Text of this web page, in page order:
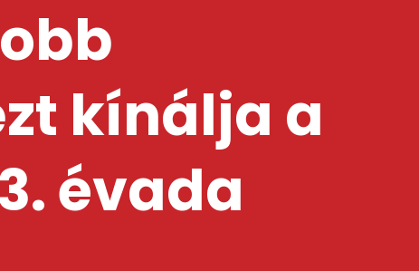
kínálja a
évada